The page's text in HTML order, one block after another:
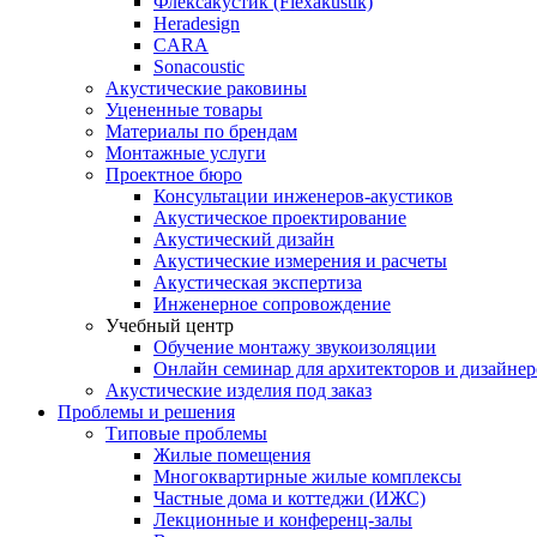
Heradesign
CARA
Sonacoustic
Акустические раковины
Уцененные товары
Материалы по брендам
Монтажные услуги
Проектное бюро
Консультации инженеров-акустиков
Акустическое проектирование
Акустический дизайн
Акустические измерения и расчеты
Акустическая экспертиза
Инженерное сопровождение
Учебный центр
Обучение монтажу звукоизоляции
Онлайн семинар для архитекторов и
Акустические изделия под заказ
Проблемы и решения
Типовые проблемы
Жилые помещения
Многоквартирные жилые комплексы
Частные дома и коттеджи (ИЖС)
Лекционные и конференц-залы